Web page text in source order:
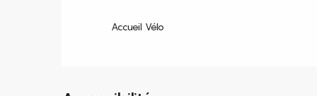
Accueil Vélo